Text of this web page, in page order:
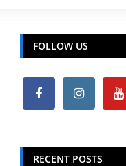
FOLLOW US
RECENT POSTS